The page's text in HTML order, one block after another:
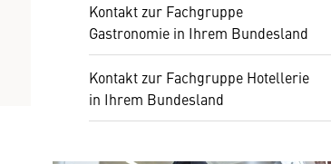
Kontakt zur Fachgruppe
Gastronomie in Ihrem Bundesland
Kontakt zur Fachgruppe Hotellerie
in Ihrem Bundesland